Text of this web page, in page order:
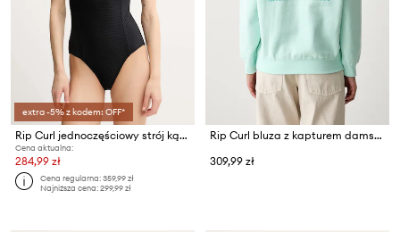
extra -5% z kodem: OFF*
Rip Curl jednoczęściowy strój kąpielowy
Cena aktualna:
284,99 zł
Cena regularna:359,99 zł
Najniższa cena:299,99 zł
Rip Curl bluza z kapturem damska z bawełną SURF PUFF HERITAGE
309,99 zł